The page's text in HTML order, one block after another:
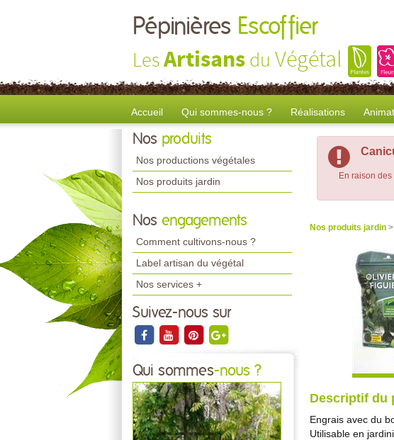
Pépinières Escoffier
LesArtisans du Végétal
Accueil Qui sommes-nous ? Réalisations
Nos produits
Nos productions végétales
Nos produits jardin
Nos engagements
Comment cultivons-nous ?
Label artisan du végétal
Nos services +
Suivez-nous sur
Qui sommes-nous ?
En raison
Nos produits jardin
Descriptif du
Engrais avec du
Utilisable en